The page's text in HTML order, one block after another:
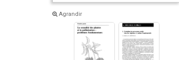
Agrandir